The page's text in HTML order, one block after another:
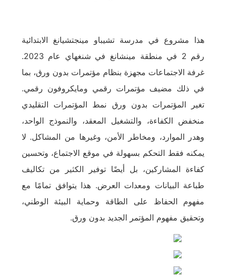
هذا مشروع في مدرسة تشيباو مينجتشيانغ الابتدائية
رقم 2 في منطقة مينشانغ في شنغهاي عام 2023.
غرفة الاجتماعات مجهزة بنظام مؤتمرات بدون ورق، بما
في ذلك مضيف مؤتمرات رقمي ومايكروفون رقمي.
تغير المؤتمرات بدون ورق نمط المؤتمرات التقليدي
منخفض الكفاءة، والتشغيل المعقد، والنموذج الواحد،
وهدر الموارد، ومخاطر الأمن، وغيرها من المشاكل. لا
يمكنه فقط التحكم بسهولة في موقع الاجتماع، وتحسين
كفاءة المشاركين، بل أيضًا توفير الكثير من تكاليف
طباعة البيانات ومعدات العرض. هذا يتوافق تمامًا مع
مفهوم الحفاظ على الطاقة وحماية البيئة الوطني،
وتحقيق مفهوم المؤتمر الجديد بدون ورق.